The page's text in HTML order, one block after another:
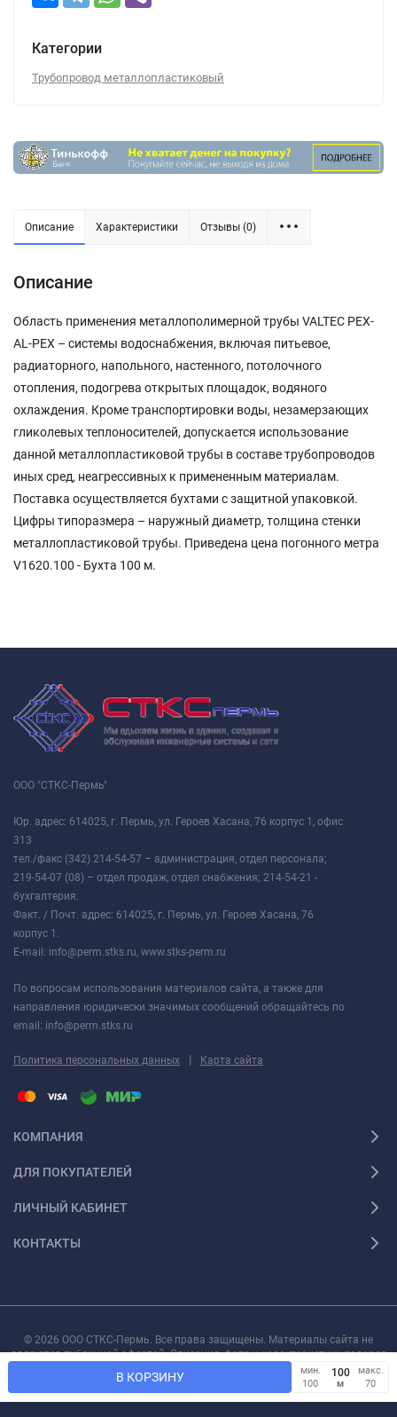
В КОРЗИНУ
мин.
100
м
макс.
70
Категории
Трубопровод металлопластиковый
Описание Характеристики Отзывы (0)
Описание
Область применения металлополимерной трубы VALTEC PEX-
AL-PEX – системы водоснабжения, включая питьевое,
радиаторного, напольного, настенного, потолочного
отопления, подогрева открытых площадок, водяного
охлаждения. Кроме транспортировки воды, незамерзающих
гликолевых теплоносителей, допускается использование
данной металлопластиковой трубы в составе трубопроводов
иных сред, неагрессивных к примененным материалам.
Поставка осуществляется бухтами с защитной упаковкой.
Цифры типоразмера – наружный диаметр, толщина стенки
металлопластиковой трубы. Приведена цена погонного метра
V1620.100 - Бухта 100 м.
ООО "СТКС-Пермь"
Юр. адрес: 614025, г. Пермь, ул. Героев Хасана, 76 корпус 1, офис
313
тел./факс (342) 214-54-57 – администрация, отдел персонала;
219-54-07 (08) – отдел продаж, отдел снабжения; 214-54-21 -
бухгалтерия.
Факт. / Почт. адрес: 614025, г. Пермь, ул. Героев Хасана, 76
корпус 1.
E-mail: info@perm.stks.ru, www.stks-perm.ru
По вопросам использования материалов сайта, а также для
направления юридически значимых сообщений обращайтесь по
email: info@perm.stks.ru
Политика персональных данных | Карта сайта
КОМПАНИЯ
ДЛЯ ПОКУПАТЕЛЕЙ
ЛИЧНЫЙ КАБИНЕТ
КОНТАКТЫ
© 2026 ООО СТКС-Пермь. Все права защищены. Материалы сайта не
являются публичной офертой. Описания, фото и характеристики товаров
могут быть изменены производителем без предварительного уведомления.